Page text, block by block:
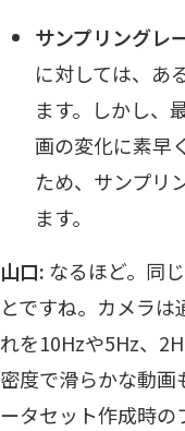
サンプリングレ
に対しては、あ
ます。しかし、
画の変化に素早
ため、サンプリ
ます。
山口: なるほど。同
とですね。カメラ
れを10Hzや5Hz、
密度で滑らかな動
ータセット作成時の